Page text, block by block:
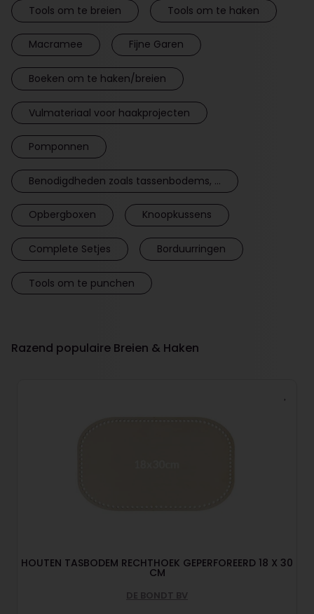
Tools om te breien Tools om te haken
Macramee Fijne Garen
Boeken om te haken/breien
Vulmateriaal voor haakprojecten
Pomponnen
Benodigdheden zoals tassenbodems, ...
Opbergboxen Knoopkussens
Complete Setjes Borduurringen
Tools om te punchen
Razend populaire Breien & Haken
HOUTEN TASBODEM RECHTHOEK GEPERFOREERD 18 X 30
CM
DE BONDT BV